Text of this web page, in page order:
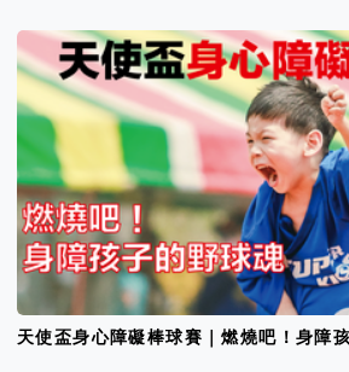
天使盃身心障礙棒球賽｜燃燒吧！身障